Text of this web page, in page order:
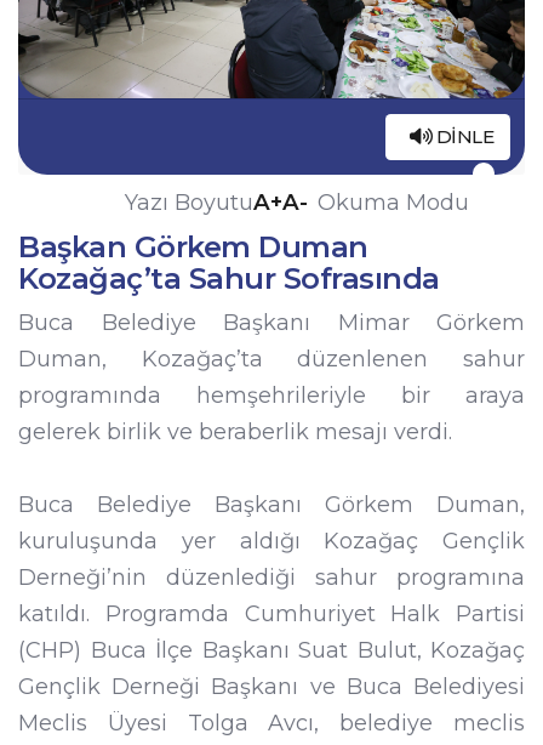
DINLE
Yazı BoyutuA+A- Okuma Modu
Başkan Görkem Duman
Kozağaç’ta Sahur Sofrasında
Buca Belediye Başkanı Mimar Görkem
Duman, Kozağaç’ta düzenlenen sahur
programında hemşehrileriyle bir araya
gelerek birlik ve beraberlik mesajı verdi.
Buca Belediye Başkanı Görkem Duman,
kuruluşunda yer aldığı Kozağaç Gençlik
Derneği’nin düzenlediği sahur programına
katıldı. Programda Cumhuriyet Halk Partisi
(CHP) Buca İlçe Başkanı Suat Bulut, Kozağaç
Gençlik Derneği Başkanı ve Buca Belediyesi
Meclis Üyesi Tolga Avcı, belediye meclis